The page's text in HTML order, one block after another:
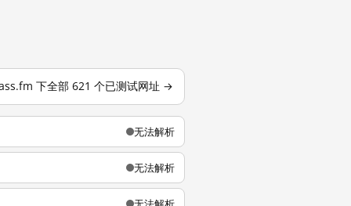
下全部 621 个已测试网址 →
无法解析
无法解析